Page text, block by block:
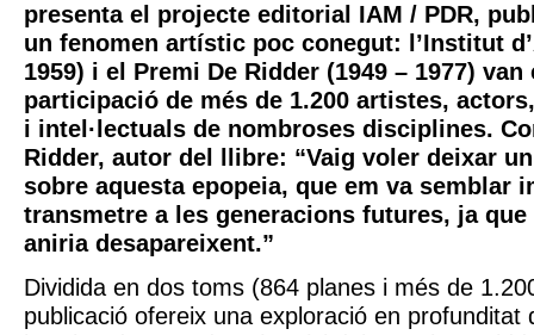
presenta el projecte editorial IAM / PDR,
un fenomen artístic poc conegut: l’Institut
1959) i el Premi De Ridder (1949 – 1977)
participació de més de 1.200 artistes,
i intel·lectuals de nombroses disciplines.
Ridder, autor del llibre: “Vaig voler deixar
sobre aquesta epopeia, que em va semblar
transmetre a les generacions futures, ja
aniria desapareixent.”
Dividida en dos toms (864 planes i més de
publicació ofereix una exploració en profunditat